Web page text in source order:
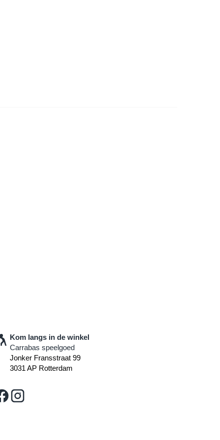
Kom langs in de winkel
Carrabas speelgoed
Jonker Fransstraat 99
3031 AP Rotterdam